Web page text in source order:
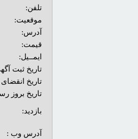
تلفن:
موقعیت:
آدرس:
قیمت:
ایمــیل:
تاریخ ثبت
تاریخ
تاريخ بروز
بازديد:
آدرس وب :‌